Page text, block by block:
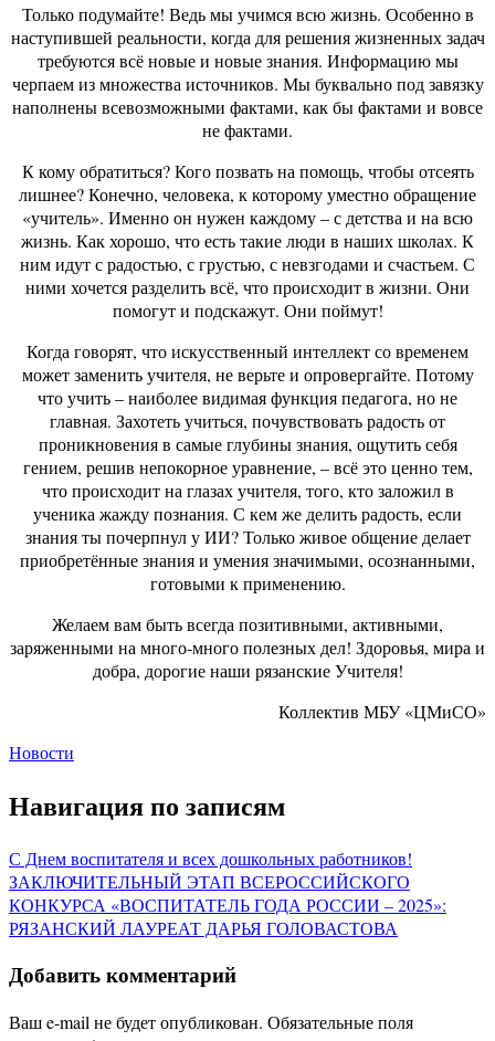
Только подумайте! Ведь мы учимся всю жизнь. Особенно в
наступившей реальности, когда для решения жизненных задач
требуются всё новые и новые знания. Информацию мы
черпаем из множества источников. Мы буквально под завязку
наполнены всевозможными фактами, как бы фактами и вовсе
не фактами.
К кому обратиться? Кого позвать на помощь, чтобы отсеять
лишнее? Конечно, человека, к которому уместно обращение
«учитель». Именно он нужен каждому – с детства и на всю
жизнь. Как хорошо, что есть такие люди в наших школах. К
ним идут с радостью, с грустью, с невзгодами и счастьем. С
ними хочется разделить всё, что происходит в жизни. Они
помогут и подскажут. Они поймут!
Когда говорят, что искусственный интеллект со временем
может заменить учителя, не верьте и опровергайте. Потому
что учить – наиболее видимая функция педагога, но не
главная. Захотеть учиться, почувствовать радость от
проникновения в самые глубины знания, ощутить себя
гением, решив непокорное уравнение, – всё это ценно тем,
что происходит на глазах учителя, того, кто заложил в
ученика жажду познания. С кем же делить радость, если
знания ты почерпнул у ИИ? Только живое общение делает
приобретённые знания и умения значимыми, осознанными,
готовыми к применению.
Желаем вам быть всегда позитивными, активными,
заряженными на много-много полезных дел! Здоровья, мира и
добра, дорогие наши рязанские Учителя!
Коллектив МБУ «ЦМиСО»
Новости
Навигация по записям
С Днем воспитателя и всех дошкольных работников!
ЗАКЛЮЧИТЕЛЬНЫЙ ЭТАП ВСЕРОССИЙСКОГО
КОНКУРСА «ВОСПИТАТЕЛЬ ГОДА РОССИИ – 2025»:
РЯЗАНСКИЙ ЛАУРЕАТ ДАРЬЯ ГОЛОВАСТОВА
Добавить комментарий
Ваш e-mail не будет опубликован. Обязательные поля